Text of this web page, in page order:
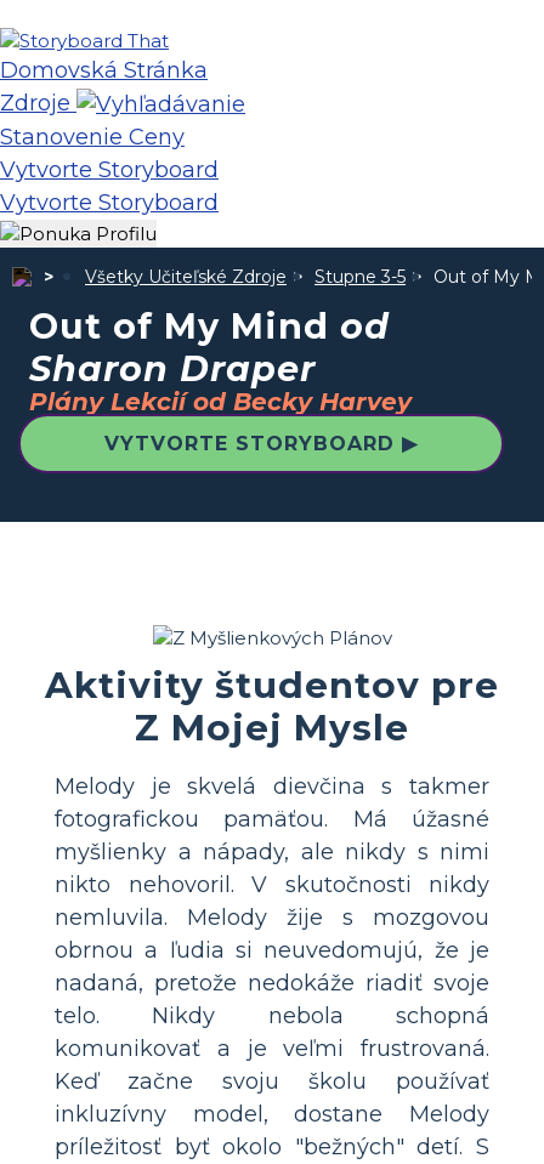
Domovská Stránka
Zdroje
Stanovenie Ceny
Vytvorte Storyboard
Vytvorte Storyboard
Všetky Učiteľské Zdroje Stupne 3-5 Out of My
Out of My Mind od
Sharon Draper
Plány Lekcií od Becky Harvey
VYTVORTE STORYBOARD ▶
Aktivity študentov pre
Z Mojej Mysle
Melody je skvelá dievčina s takmer
fotografickou pamäťou. Má úžasné
myšlienky a nápady, ale nikdy s nimi
nikto nehovoril. V skutočnosti nikdy
nemluvila. Melody žije s mozgovou
obrnou a ľudia si neuvedomujú, že je
nadaná, pretože nedokáže riadiť svoje
telo. Nikdy nebola schopná
komunikovať a je veľmi frustrovaná.
Keď začne svoju školu používať
inkluzívny model, dostane Melody
príležitosť byť okolo "bežných" detí. S